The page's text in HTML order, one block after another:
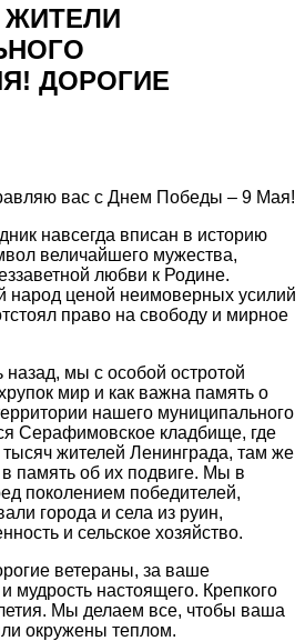
ДОРОГИЕ
вас с Днем Победы – 9 Мая!
навсегда вписан в историю
величайшего мужества,
любви к Родине.
народ ценой неимоверных усилий
право на свободу и мирное
мы с особой остротой
мир и как важна память о
нашего муниципального
Серафимовское кладбище, где
жителей Ленинграда, там же
память об их подвиге. Мы в
поколением победителей,
города и села из руин,
и сельское хозяйство.
ветераны, за ваше
мудрость настоящего. Крепкого
Мы делаем все, чтобы ваша
окружены теплом.